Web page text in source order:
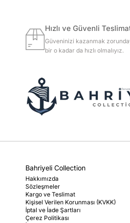
Hızlı ve Güvenli
Güveninizi kazanmak
bir o kadar da hızlı olmalıyız.
Bahriyeli Collection
Hakkımızda
Sözleşmeler
Kargo ve Teslimat
Kişisel Verilen Korunması (KVKK)
İptal ve İade Şartları
Çerez Politikası